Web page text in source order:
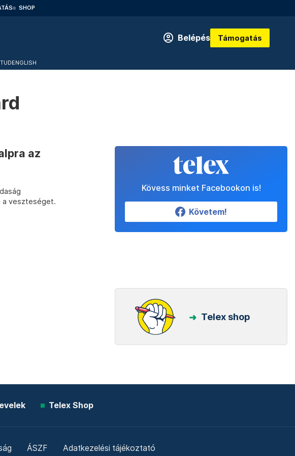
SHOP
Belépés Támogatás
ENGLISH
az
a veszteséget.
Kövess minket Facebookon is!
Követem!
Telex shop
Telex Shop
ÁSZF Adatkezelési tájékoztató